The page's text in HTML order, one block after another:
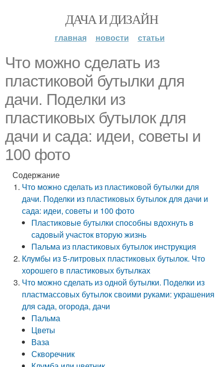
ДАЧА И ДИЗАЙН
главная новости статьи
Что можно сделать из
пластиковой бутылки для
дачи. Поделки из
пластиковых бутылок для
дачи и сада: идеи, советы и
100 фото
Содержание
Что можно сделать из пластиковой бутылки для
дачи. Поделки из пластиковых бутылок для дачи и
сада: идеи, советы и 100 фото
Пластиковые бутылки способны вдохнуть в
садовый участок вторую жизнь
Пальма из пластиковых бутылок инструкция
Клумбы из 5-литровых пластиковых бутылок. Что
хорошего в пластиковых бутылках
Что можно сделать из одной бутылки. Поделки из
пластмассовых бутылок своими руками: украшения
для сада, огорода, дачи
Пальма
Цветы
Ваза
Скворечник